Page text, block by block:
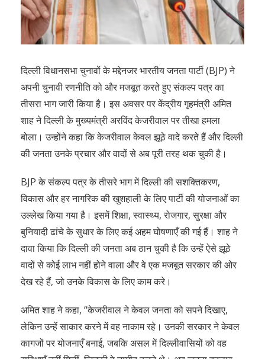
दिल्ली विधानसभा चुनावों के मद्देनजर भारतीय जनता पार्टी (BJP) ने
अपनी चुनावी रणनीति को और मजबूत करते हुए संकल्प पत्र का
तीसरा भाग जारी किया है। इस अवसर पर केंद्रीय गृहमंत्री अमित
शाह ने दिल्ली के मुख्यमंत्री अरविंद केजरीवाल पर तीखा हमला
बोला। उन्होंने कहा कि केजरीवाल केवल झूठे वादे करते हैं और दिल्ली
की जनता उनके प्रचार और वादों से अब पूरी तरह थक चुकी है।
BJP के संकल्प पत्र के तीसरे भाग में दिल्ली की सशक्तिकरण,
विकास और हर नागरिक की खुशहाली के लिए पार्टी की योजनाओं का
उल्लेख किया गया है। इसमें शिक्षा, स्वास्थ्य, रोजगार, सुरक्षा और
बुनियादी ढांचे के सुधार के लिए कई अहम घोषणाएँ की गई हैं। शाह ने
दावा किया कि दिल्ली की जनता अब ठान चुकी है कि उन्हें ऐसे झूठे
वादों से कोई लाभ नहीं होने वाला और वे एक मजबूत सरकार की ओर
देख रहे हैं, जो उनके विकास के लिए काम करे।
अमित शाह ने कहा, “केजरीवाल ने केवल जनता को सपने दिखाए,
लेकिन उन्हें साकार करने में वह नाकाम रहे। उनकी सरकार ने केवल
कागजों पर योजनाएँ बनाई, जबकि असल में दिल्लीवासियों को वह